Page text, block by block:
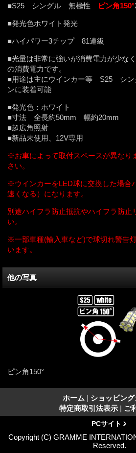
■S25 シングル 無極性
ピン角150°
■発光色ホワイト発光
■ハイパワー3チップ 81連級
■光量は非常に強いが消費電力が少な
の消費電力です。
■用途は主にウインカー等 S25 シン
ンに装着可能
■発光色：ホワイト
■寸法 全長約50mm 幅約20mm
■超広角照射
■新品未使用、12V専用
※お車によって取付スペースが異なり
さい。
※ウインカーをLED球に交換した場合
速くなる）になります。
別途ハイフラ防止抵抗やハイフラ防止
い。
※一部車種(輸入車など)で球切れ警告
います。
他の写真
ピン角150°
ホーム | ショッピング
特定商取引法表示 | ご
PCサイト
Copyright (C) GRAMME
Reserved.